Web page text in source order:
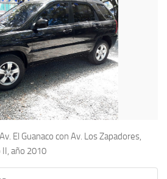
El Guanaco con Av. Los Zapadores,
II, año 2010